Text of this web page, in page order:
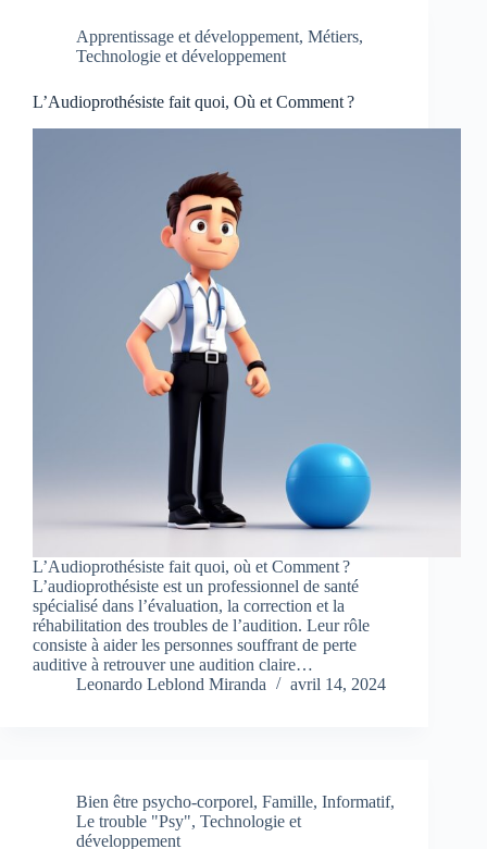
Apprentissage et développement, Métiers,
Technologie et développement
L’Audioprothésiste fait quoi, Où et Comment ?
L’Audioprothésiste fait quoi, où et Comment ?
L’audioprothésiste est un professionnel de santé
spécialisé dans l’évaluation, la correction et la
réhabilitation des troubles de l’audition. Leur rôle
consiste à aider les personnes souffrant de perte
auditive à retrouver une audition claire…
Leonardo Leblond Miranda
avril 14, 2024
Bien être psycho-corporel, Famille, Informatif,
Le trouble "Psy", Technologie et
développement